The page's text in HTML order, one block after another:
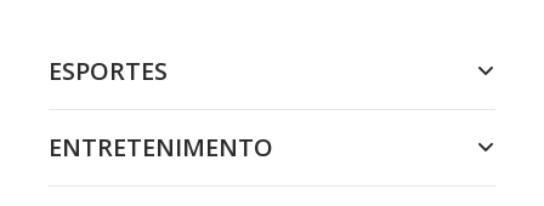
ESPORTES
ENTRETENIMENTO